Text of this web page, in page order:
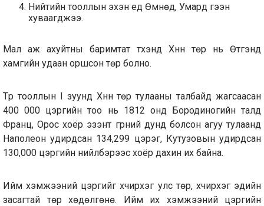
Нийтийн тооллын эхэн үед Өмнөд, Умард гээн
хуваагджээ.
Мал аж ахуйтны баримтат түүхэнд Хүннү төр нь Өтүгэнд
хамгийн удаан оршсон төр болно.
Түрүү тооллын I зуунд Хүннү төр тулааны талбайд жагсаасан
400 000 цэргийн тоо нь 1812 онд Бородиногийн талд
Франц, Орос хоёр эзэнт гүрний дунд болсон агуу тулаанд
Наполеон удирдсан 134,299 цэрэг, Кутузовын удирдсан
130,000 цэргийн нийлбэрээс хоёр дахин их байна.
Ийм хэмжээний цэргийг хүчирхэг улс төр, хүчирхэг эдийн
засагтай төр хөдөлгөнө. Ийм их хэмжээний цэргийн